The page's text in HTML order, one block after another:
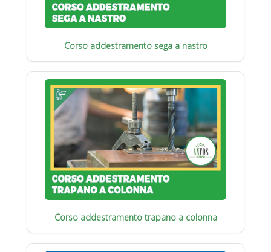
Corso addestramento sega a nastro
Corso addestramento trapano a colonna